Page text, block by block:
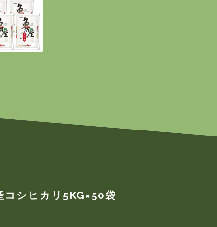
コシヒカリ5KG×50袋